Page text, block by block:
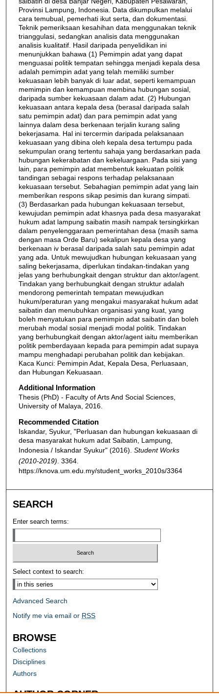
Provinsi Lampung, Indonesia. Data dikumpulkan melalui
cara temubual, pemerhati ikut serta, dan dokumentasi.
Teknik pemeriksaan kesahihan data menggunakan teknik
trianggulasi, sedangkan analisis data menggunakan
analisis kualitatif. Hasil daripada penyelidikan ini
menunjukkan bahawa (1) Pemimpin adat yang dapat
menguasai politik tempatan sehingga menjadi kepala desa
adalah pemimpin adat yang telah memiliki sumber
kekuasaan lebih banyak di luar adat, seperti kemampuan
memimpin dan kemampuan membina hubungan sosial,
daripada sumber kekuasaan dalam adat. (2) Hubungan
kekuasaan antara kepala desa (berasal daripada salah
satu pemimpin adat) dan para pemimpin adat yang
lainnya dalam desa berkenaan terjalin kurang saling
bekerjasama. Hal ini tercermin daripada pelaksanaan
kekuasaan yang dibina oleh kepala desa tertumpu pada
sekumpulan orang tertentu sahaja yang berdasarkan pada
hubungan kekerabatan dan kekeluargaan. Pada sisi yang
lain, para pemimpin adat membentuk kekuatan politik
tandingan sebagai respons terhadap pelaksanaan
kekuasaan tersebut. Sebahagian pemimpin adat yang lain
memberikan respons sikap pesimis dan kurang simpati.
(3) Berdasarkan pada hubungan kekuasaan tersebut,
kewujudan pemimpin adat khasnya pada desa masyarakat
hukum adat lampung saibatin masih nampak tersingkirkan
dalam penyelenggaraan pemerintahan desa (masih sama
dengan masa Orde Baru) sekalipun kepala desa yang
berkenaan iv berasal daripada salah satu pemimpin adat
yang ada. Untuk mewujudkan hubungan kekuasaan yang
saling bekerjasama, diperlukan tindakan-tindakan yang
jelas yang berhubungkait dengan struktur dan aktor/agent.
Tindakan yang berhubungkait dengan struktur adalah
mendorong pemerintah tempatan mewujudkan
hukum/peraturan yang mengakui masyarakat hukum adat
saibatin dan menubuhkan organisasi yang kuat, yang
boleh menyatukan para pemimpin adat saibatin dan boleh
merubah modal sosial menjadi modal politik. Tindakan
yang berhubungkait dengan aktor/agent iaitu memberikan
politik pemberdayaan kepada para pemimpin adat supaya
mampu menghadapi perubahan politik dan kebijakan.
Kaca Kunci: Pemimpin Adat, Kepala Desa, Perluasaan,
dan Hubungan Kekuasaan.
Additional Information
Thesis (PhD) - Faculty of Arts And Social Sciences,
University of Malaya, 2016.
Recommended Citation
Iskandar, Syukur, "Perluasan dan hubungan kekuasaan di
desa masyarakat hukum adat Saibatin, Lampung,
Indonesia / Iskandar Syukur" (2016). Student Works
(2010-2019) . 3364.
https://knova.um.edu.my/student_works_2010s/3364
SEARCH
Enter search terms:
Select context to search:
Advanced Search
Notify me via email or RSS
BROWSE
Collections
Disciplines
Authors
AUTHOR CORNER